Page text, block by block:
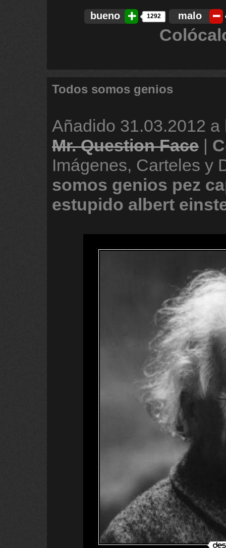
bueno 1292 malo
Todos somos genios
Añadido 31.03.2012 a
Mr. Question Face |
Imágenes, Carteles y
somos genios pez
estupido albert